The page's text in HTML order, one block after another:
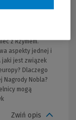
Zanim
formacją
z Rzymem.
aspekty jednej i
jaki jest związek
Dlaczego
Nagrody Nobla?
mogą
Zwiń opis